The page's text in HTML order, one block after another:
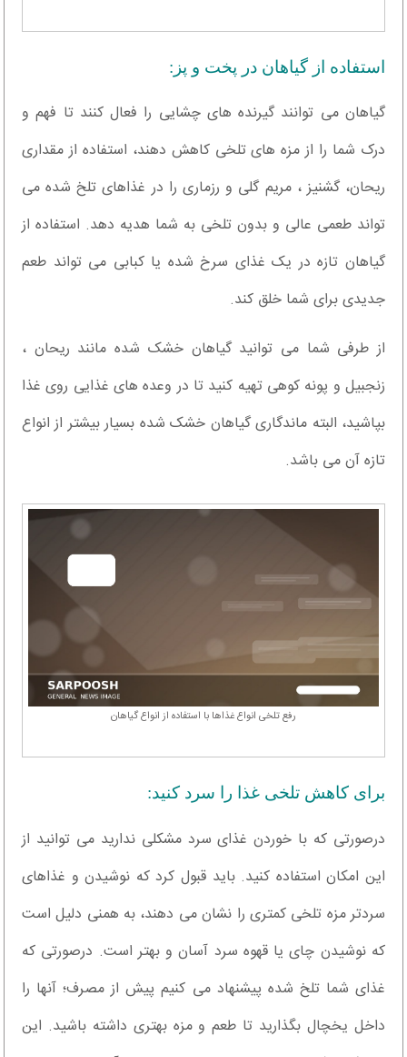
استفاده از گیاهان در پخت و پز:
گیاهان می توانند گیرنده های چشایی را فعال کنند تا فهم و
درک شما را از مزه های تلخی کاهش دهند، استفاده از مقداری
ریحان، گشنیز ، مریم گلی و رزماری را در غذاهای تلخ شده می
تواند طعمی عالی و بدون تلخی به شما هدیه دهد. استفاده از
گیاهان تازه در یک غذای سرخ شده یا کبابی می تواند طعم
جدیدی برای شما خلق کند.
از طرفی شما می توانید گیاهان خشک شده مانند ریحان ،
زنجبیل و پونه کوهی تهیه کنید تا در وعده های غذایی روی غذا
بپاشید، البته ماندگاری گیاهان خشک شده بسیار بیشتر از انواع
تازه آن می باشد.
رفع تلخی انواع غذاها با استفاده از انواع گیاهان
برای کاهش تلخی غذا را سرد کنید:
درصورتی که با خوردن غذای سرد مشکلی ندارید می توانید از
این امکان استفاده کنید. باید قبول کرد که نوشیدن و غذاهای
سردتر مزه تلخی کمتری را نشان می دهند، به همنی دلیل است
که نوشیدن چای یا قهوه سرد آسان و بهتر است. درصورتی که
غذای شما تلخ شده پیشنهاد می کنیم پیش از مصرف؛ آنها را
داخل یخچال بگذارید تا طعم و مزه بهتری داشته باشید. این